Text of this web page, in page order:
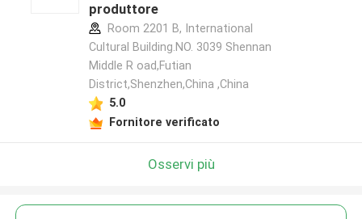
produttore
Room 2201 B, International
Cultural Building.NO. 3039 Shennan
Middle R oad,Futian
District,Shenzhen,China ,China
5.0
Fornitore verificato
Osservi più